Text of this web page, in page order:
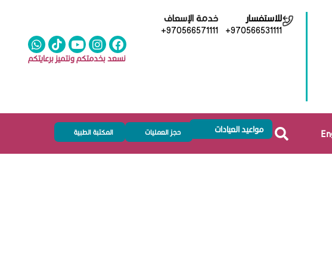
للاستفسار
+970566531111
خدمة الإسعاف
+970566571111
نسعد بخدمتكم ونتميز برعايتكم
مواعيد العيادات حجز العمليات المكتبة الطبية